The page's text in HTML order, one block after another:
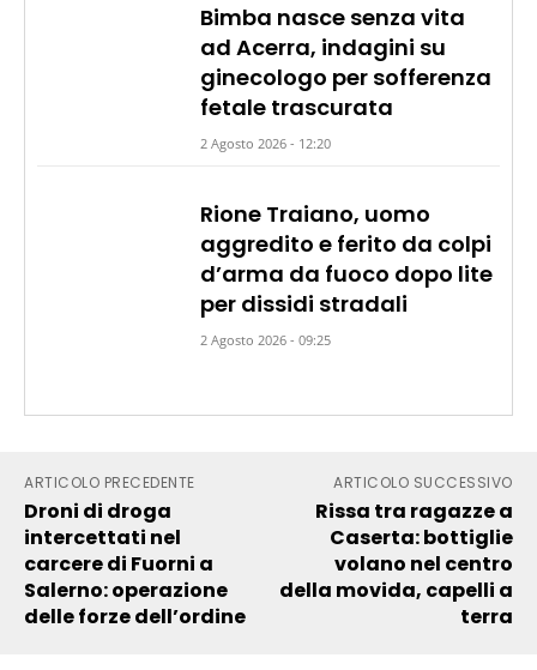
Bimba nasce senza vita
ad Acerra, indagini su
ginecologo per sofferenza
fetale trascurata
2 Agosto 2026 - 12:20
Rione Traiano, uomo
aggredito e ferito da colpi
d’arma da fuoco dopo lite
per dissidi stradali
2 Agosto 2026 - 09:25
ARTICOLO PRECEDENTE
Droni di droga
intercettati nel
carcere di Fuorni a
Salerno: operazione
delle forze dell’ordine
ARTICOLO SUCCESSIVO
Rissa tra ragazze a
Caserta: bottiglie
volano nel centro
della movida, capelli a
terra